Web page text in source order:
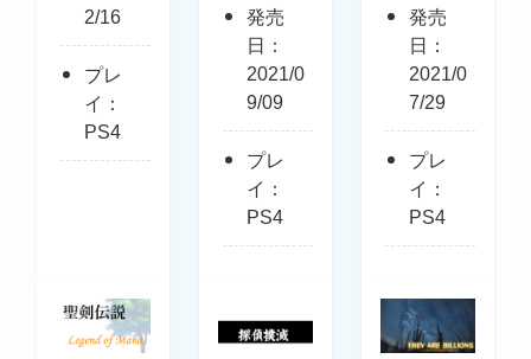
2/16
プレ
イ：
PS4
発売
日：
2021/0
9/09
プレ
イ：
PS4
発売
日：
2021/0
7/29
プレ
イ：
PS4